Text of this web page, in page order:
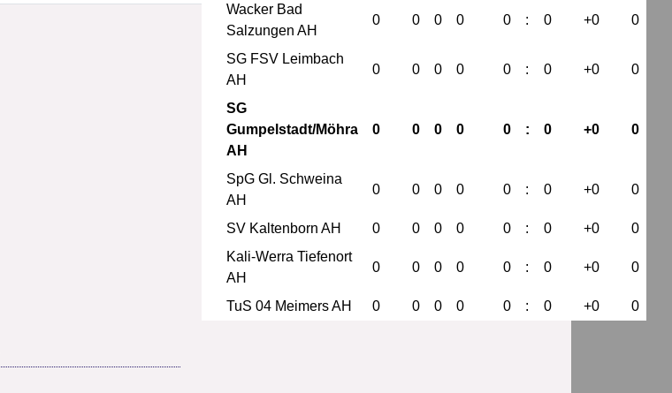
Wacker Bad
Salzungen AH
0 0 0 0 0 : 0 +0 0
SG FSV Leimbach
AH
0 0 0 0 0 : 0 +0 0
SG
Gumpelstadt/Möhra
AH
0 0 0 0 0 : 0 +0 0
SpG Gl. Schweina
AH
0 0 0 0 0 : 0 +0 0
SV Kaltenborn AH 0 0 0 0 0 : 0 +0
0
Kali-Werra Tiefenort
AH
0 0 0 0 0 : 0 +0 0
TuS 04 Meimers AH 0 0 0 0 0 : 0 +0 0